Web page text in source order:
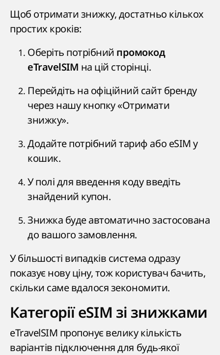
Щоб отримати знижку, достатньо кількох
простих кроків:
Оберіть потрібний промокод
eTravelSIM на цій сторінці.
Перейдіть на офіційний сайт бренду
через нашу кнопку «Отримати
знижку».
Додайте потрібний тариф або eSIM у
кошик.
У полі для введення коду введіть
знайдений купон.
Знижка буде автоматично застосована
до вашого замовлення.
У більшості випадків система одразу
показує нову ціну, тож користувач бачить,
скільки саме вдалося зекономити.
Категорії eSIM зі знижками
eTravelSIM пропонує велику кількість
варіантів підключення для будь-якої